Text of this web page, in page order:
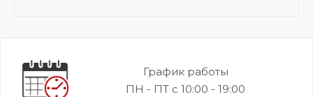
График работы
ПН - ПТ с 10:00 - 19:00